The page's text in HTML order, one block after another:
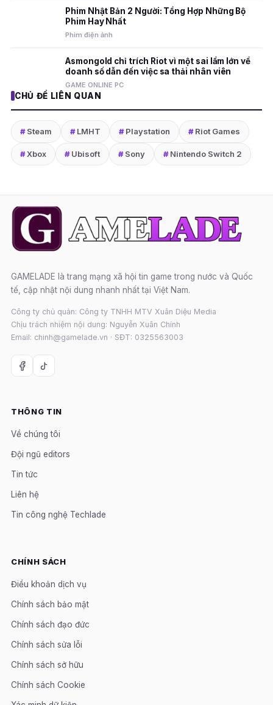
Phim Nhật Bản 2 Người: Tổng Hợp Những Bộ
Phim Hay Nhất
Phim điện ảnh
Asmongold chỉ trích Riot vì một sai lầm lớn về
doanh số dẫn đến việc sa thải nhân viên
GAME ONLINE PC
CHỦ ĐỀ LIÊN QUAN
#Steam #LMHT #Playstation #Riot Games
#Xbox #Ubisoft #Sony #Nintendo Switch 2
GAMELADE là trang mạng xã hội tin game trong nước và Quốc
tế, cập nhật nội dung nhanh nhất tại Việt Nam.
Công ty chủ quản: Công ty TNHH MTV Xuân Diệu Media
Chịu trách nhiệm nội dung: Nguyễn Xuân Chính
Email: chinh@gamelade.vn · SĐT: 0325563003
THÔNG TIN
Về chúng tôi
Đội ngũ editors
Tin tức
Liên hệ
Tin công nghệ Techlade
CHÍNH SÁCH
Điều khoản dịch vụ
Chính sách bảo mật
Chính sách đạo đức
Chính sách sửa lỗi
Chính sách sở hữu
Chính sách Cookie